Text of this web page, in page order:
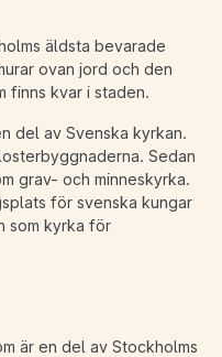
äldsta bevarade
ovan jord och den
finns kvar i staden.
del av Svenska kyrkan.
Sedan
grav- och minneskyrka.
för svenska kungar
som kyrka för
är en del av Stockholms